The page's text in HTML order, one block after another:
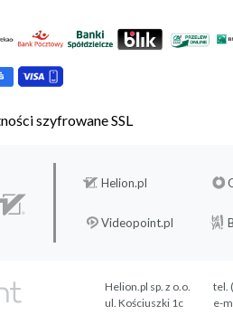
szyfrowane SSL
Helion.pl
Videopoint.pl
Helion.pl sp. z o.o.
ul. Kościuszki 1c
tel.
e-